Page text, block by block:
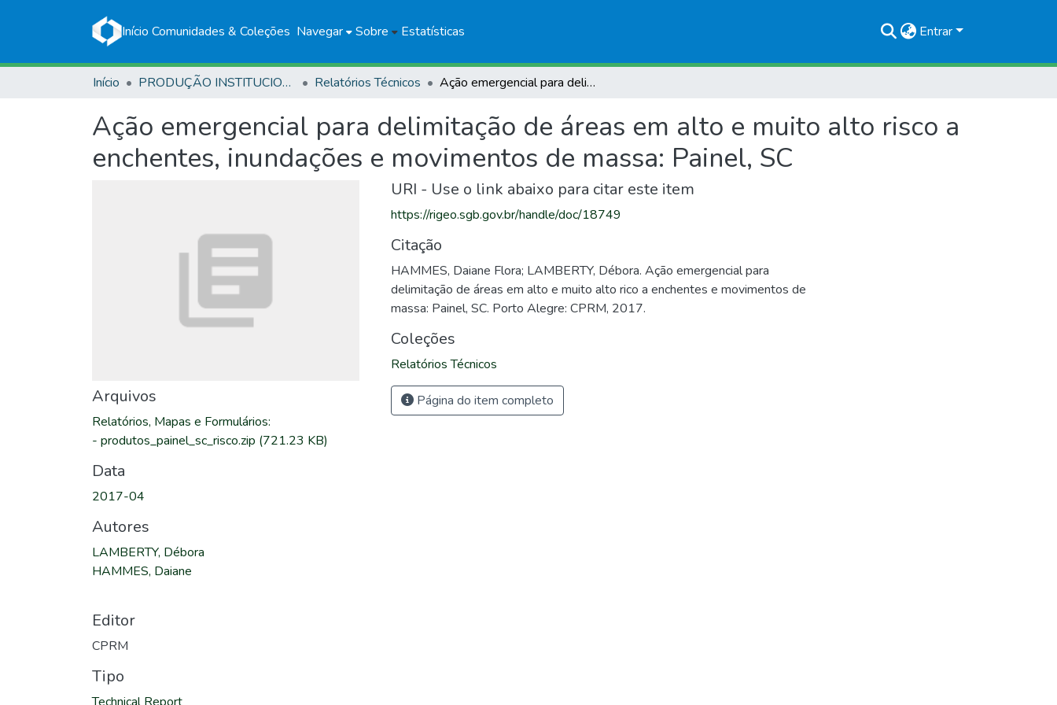
Início Comunidades & Coleções Navegar Sobre Estatísticas Entrar
Início PRODUÇÃO INSTITUCIONAL Relatórios Técnicos Ação emergencial para delimitação de áreas em alto e muito alto risco a enchentes, inundações e movimentos de massa: Painel, SC
Ação emergencial para delimitação de áreas em alto e muito alto risco a
enchentes, inundações e movimentos de massa: Painel, SC
Arquivos
Relatórios, Mapas e Formulários:
- produtos_painel_sc_risco.zip (721.23 KB)
Data
2017-04
Autores
LAMBERTY, Débora
HAMMES, Daiane
Editor
CPRM
Tipo
URI - Use o link abaixo para citar este item
https://rigeo.sgb.gov.br/handle/doc/18749
Citação
HAMMES, Daiane Flora; LAMBERTY, Débora. Ação emergencial para
delimitação de áreas em alto e muito alto rico a enchentes e movimentos de
massa: Painel, SC. Porto Alegre: CPRM, 2017.
Coleções
Relatórios Técnicos
Página do item completo